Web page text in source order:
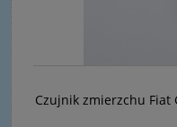
Czujnik zmierzchu Fiat